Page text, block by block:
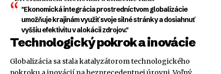
"Ekonomická integrácia prostredníctvom globalizácie
umožňuje krajinám využiť svoje silné stránky a dosiahnuť
vyššiu efektivitu v alokácii zdrojov."
Technologický pokrok a inovácie
Globalizácia sa stala katalyzátorom technologického